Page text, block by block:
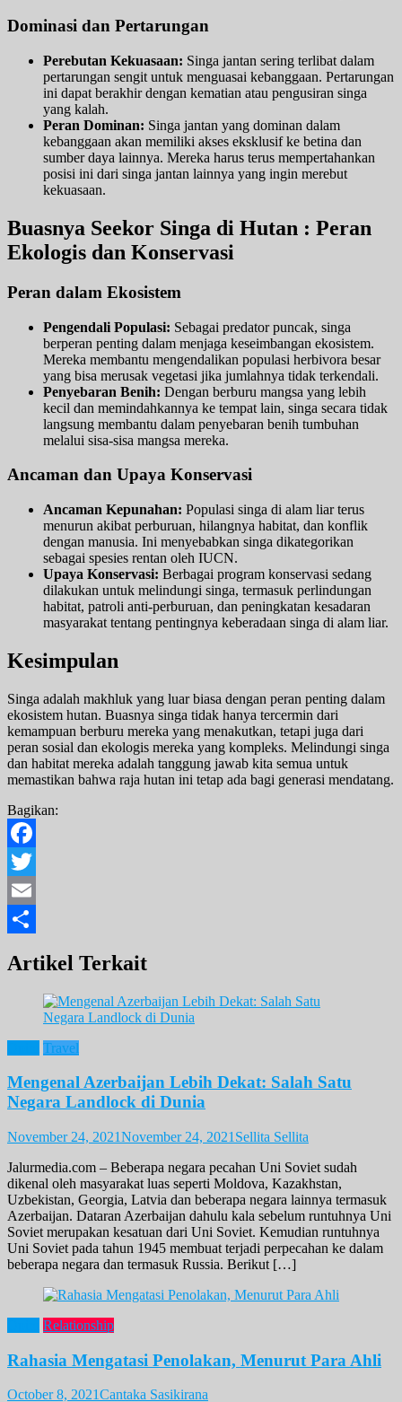
Dominasi dan Pertarungan
Perebutan Kekuasaan: Singa jantan sering terlibat dalam
pertarungan sengit untuk menguasai kebanggaan. Pertarungan
ini dapat berakhir dengan kematian atau pengusiran singa
yang kalah.
Peran Dominan: Singa jantan yang dominan dalam
kebanggaan akan memiliki akses eksklusif ke betina dan
sumber daya lainnya. Mereka harus terus mempertahankan
posisi ini dari singa jantan lainnya yang ingin merebut
kekuasaan.
Buasnya Seekor Singa di Hutan : Peran
Ekologis dan Konservasi
Peran dalam Ekosistem
Pengendali Populasi: Sebagai predator puncak, singa
berperan penting dalam menjaga keseimbangan ekosistem.
Mereka membantu mengendalikan populasi herbivora besar
yang bisa merusak vegetasi jika jumlahnya tidak terkendali.
Penyebaran Benih: Dengan berburu mangsa yang lebih
kecil dan memindahkannya ke tempat lain, singa secara tidak
langsung membantu dalam penyebaran benih tumbuhan
melalui sisa-sisa mangsa mereka.
Ancaman dan Upaya Konservasi
Ancaman Kepunahan: Populasi singa di alam liar terus
menurun akibat perburuan, hilangnya habitat, dan konflik
dengan manusia. Ini menyebabkan singa dikategorikan
sebagai spesies rentan oleh IUCN.
Upaya Konservasi: Berbagai program konservasi sedang
dilakukan untuk melindungi singa, termasuk perlindungan
habitat, patroli anti-perburuan, dan peningkatan kesadaran
masyarakat tentang pentingnya keberadaan singa di alam liar.
Kesimpulan
Singa adalah makhluk yang luar biasa dengan peran penting dalam
ekosistem hutan. Buasnya singa tidak hanya tercermin dari
kemampuan berburu mereka yang menakutkan, tetapi juga dari
peran sosial dan ekologis mereka yang kompleks. Melindungi singa
dan habitat mereka adalah tanggung jawab kita semua untuk
memastikan bahwa raja hutan ini tetap ada bagi generasi mendatang.
Bagikan:
Facebook
Twitter
Email
Artikel Terkait
Travel
Mengenal Azerbaijan Lebih Dekat: Salah Satu
Negara Landlock di Dunia
November 24, 2021November 24, 2021 Sellita Sellita
Jalurmedia.com – Beberapa negara pecahan Uni Soviet sudah
dikenal oleh masyarakat luas seperti Moldova, Kazakhstan,
Uzbekistan, Georgia, Latvia dan beberapa negara lainnya termasuk
Azerbaijan. Dataran Azerbaijan dahulu kala sebelum runtuhnya Uni
Soviet merupakan kesatuan dari Uni Soviet. Kemudian runtuhnya
Uni Soviet pada tahun 1945 membuat terjadi perpecahan ke dalam
beberapa negara dan termasuk Russia. Berikut […]
Relationship
Rahasia Mengatasi Penolakan, Menurut Para Ahli
October 8, 2021Cantaka Sasikirana